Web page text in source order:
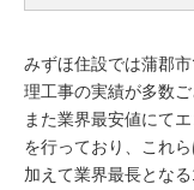
みずほ住設では蒲郡
理工事の実績が多数ご
また業界最安値にて
を行っており、これ
加えて業界最長とな